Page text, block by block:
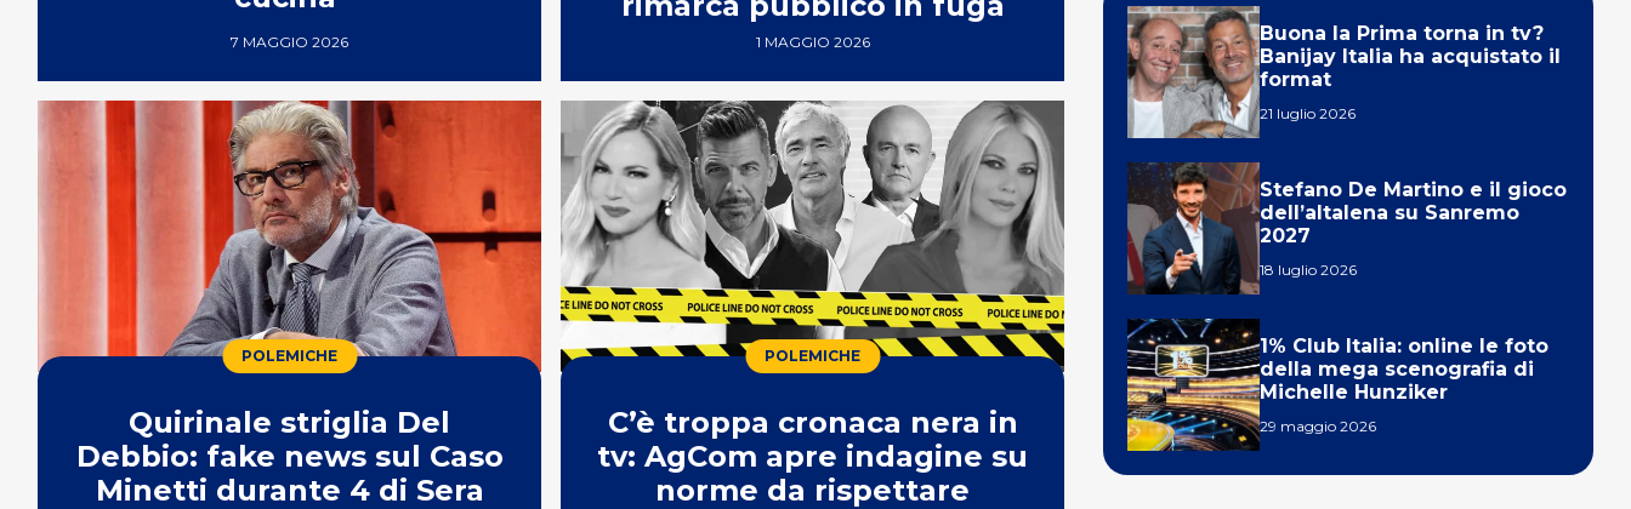
7 MAGGIO 2026 1 MAGGIO 2026
POLEMICHE
Quirinale striglia Del
Debbio: fake news sul Caso
Minetti durante 4 di Sera
POLEMICHE
C’è troppa cronaca nera in
tv: AgCom apre indagine su
norme da rispettare
Buona la Prima torna in tv?
Banijay Italia ha acquistato il
format
21 luglio 2026
Stefano De Martino e il gioco
dell’altalena su Sanremo
2027
18 luglio 2026
1% Club Italia: online le foto
della mega scenografia di
Michelle Hunziker
29 maggio 2026